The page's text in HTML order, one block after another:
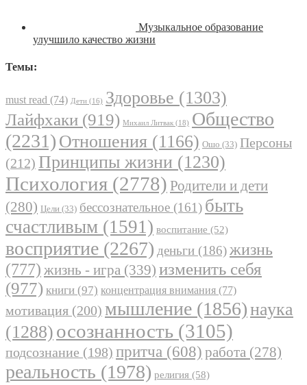
Музыкальное образование
улучшило качество жизни
Темы:
must read (74) Дети (16) Здоровье (1303)
Лайфхаки (919) Михаил Литвак (18) Общество
(2231) Отношения (1166) Ошо (33) Персоны
(212) Принципы жизни (1230)
Психология (2778) Родители и дети
(280) Цели (33) бессознательное (161) быть
счастливым (1591) воспитание (52)
восприятие (2267) деньги (186)жизнь
(777) жизнь - игра (339) изменить себя
(977) книги (97) концентрация внимания (77)
мотивация (200) мышление (1856)наука
(1288) осознанность (3105)
подсознание (198) притча (608) работа (278)
реальность (1978) религия (58)